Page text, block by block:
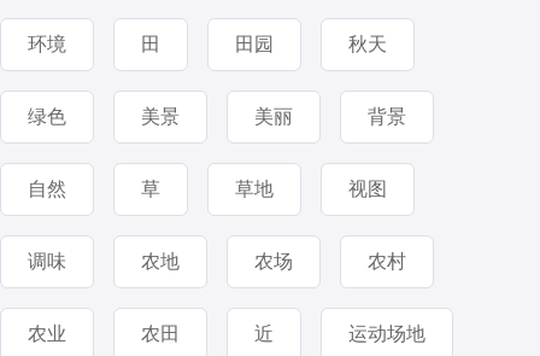
环境 田 田园 秋天
绿色 美景 美丽 背景
自然 草 草地 视图
调味 农地 农场 农村
农业 农田 近 运动场地